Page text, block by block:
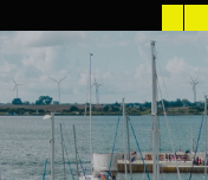
Imieniny: Klara,
Roman, Romuald